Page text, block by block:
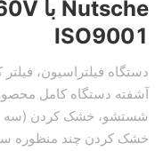
ISO9001
دستگاه فیلتراسیون،
آشفته دستگاه کامل
شستشو، خشک کردن (سه